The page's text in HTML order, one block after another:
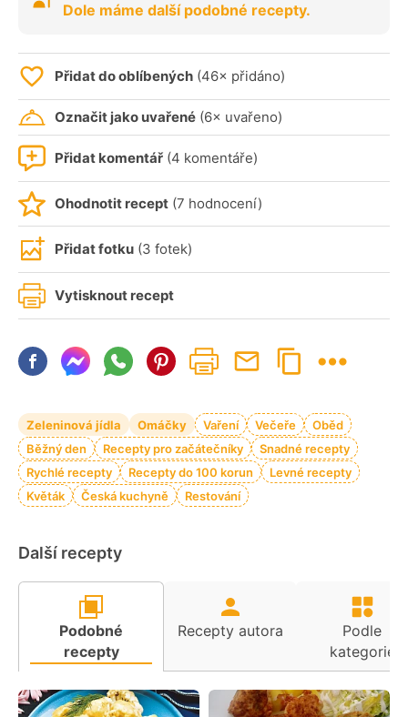
Dole máme další podobné recepty.
Přidat do oblíbených (46× přidáno)
Označit jako uvařené (6× uvařeno)
Přidat komentář (4 komentáře)
Ohodnotit recept (7 hodnocení)
Přidat fotku (3 fotek)
Vytisknout recept
Zeleninová jídla Omáčky Vaření Večeře
Oběd
Běžný den
Recepty pro začátečníky
Snadné recepty
Rychlé recepty
Recepty do 100 korun
Levné recepty
Květák
Česká kuchyně Restování
Další recepty
Podobné
recepty
Recepty autora
Podle
kategorie